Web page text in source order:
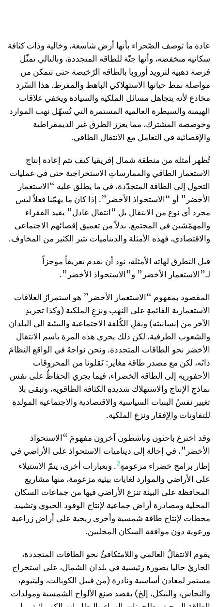
عادة ما توصف الصّحراء بأنها أرض شاسعة، وخالية وذات كثافة
سكانية منخفضة، وأنها جنّة للطاقة المتجددة، وبالتالي تمثّل
فرصة ذهبية لتزويد أوروبا بالطاقة الرّخيصة حتى تتمكن من
مواصلة نمط حياتها الاستهلاكي الباهظ والمفرط. هذا السّرد
مخادع لأنه يتجاهل مسائل الملكية والسيادة ويخفي علاقات
الهيمنة والسيطرة العالمية المستمرة التي تُسهّل نهب الموارد
وخوصصة المشترك، مما يعزز الطرق غير الديمقراطية
والإقصائية في التعامل مع الانتقال الطاقي.
تُظهر أمثلة من منطقة شمال إفريقيا كيف تتم إعادة إنتاج
الاستعمار الطاقي والممارساتِ الاستخراجية حتى في عمليات
التحول إلى الطاقة المتجدّدة، في ما يطلق عليه “الاستعمار
الأخضر” أو “الاستحواذ الأخضر”. إذا كان ما يهمّنا فعلاً ليس
مجرد أي نوع من الانتقال بل “انتقال عادل” يفيد الفقراء
والمهمّشين في المجتمع، بدلاً من تعميق إقصائهم الاجتماعي
والاقتصادي، فهذه الأمثلة والديناميات تثير الكثير من المخاوف.
قبل التطرق لهاته الأمثلة، نود أن نقدم تعريفاً موجزاً
لـ”الاستعمار الأخضر” و”الاستحواذ الأخضر”.
المقصود بمفهوم “الاستعمار الأخضر” هو استمرارُ العلاقات
الاستعمارية القائمةِ على النهب ونزعِ الملكية (وكذا تجريدِ
الآخر من إنسانيته) ونقلِ الكُلفة الاجتماعية والبيئية الى البلدان
والشعوب الطرفية، لكن ذلك يجري هذه المرة باسم الانتقال
الأخضر نحو الطاقات المتجددة. ونحن نواجهُ في الواقع النظامَ
ذاتَه، لكن مع مصدر طاقة مغاير: نَقلونا من المحروقات
الأحفورية إلى الطاقة الخضراء، فيما يجري الحفاظُ على نفس
نماذجِ الإنتاج والاستهلاك شديدةِ الكثافة الطاقوية، وتبقى بلا
تغيير نفسُ البنيات السياسية والاقتصادية والاجتماعية المولدةِ
للتفاوتات والِإفقار ونزعِ الملكية.
وقد اخترع باحثون وناشطون آخرون مفهومَ “الاستحواذ
الأخضر”، في إحالة إلى ديناميات الاستحواذ على الأراضي في
إطار برامج خضراء مزعومةٍ2. وبعبارات أخرى، يتمّ الاستيلاء
على الأراضي والموارد لغايات بيئية مزعومة، منها مشاريع
المحافظة على البيئة تنزع الأراضي فيها من جماعات السكان
المحلية ومصادرة أراض جماعية لإنتاج الوقود الحيوي وتشييد
محطات لإنتاج طاقة شمسية وأخرى ريحية على أراض زراعية
ورعوية دون موافقة السكان المحليين.
يقوم الانتقالُ العالمي واللامتكافئُ نحو الطاقات المتجددة،
الجاريُ حاليا بصورة رئيسية في بلدان الشمال، على استخراج
مستمر لمعادن أساسية ونادرة (من قبيل الكوبالت، وليتيوم،
والنحاس، والنيكل، إلخ) بقصد صنع الألواح الشمسية ومولدات